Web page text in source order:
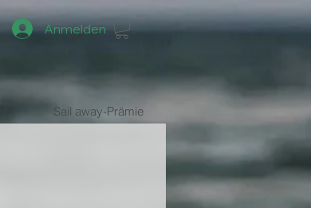
Anmelden
Sail away-Prämie